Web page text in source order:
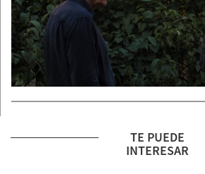
TE PUEDE
INTERESAR